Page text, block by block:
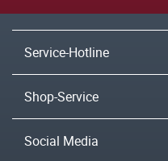
Service-Hotline
Shop-Service
Social Media